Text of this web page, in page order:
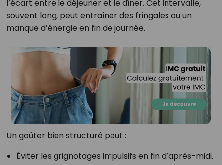
l’écart entre le déjeuner et le dîner. Cet intervalle,
souvent long, peut entraîner des fringales ou un
manque d’énergie en fin de journée.
Un goûter bien structuré peut :
Éviter les grignotages impulsifs en fin d’après-midi.